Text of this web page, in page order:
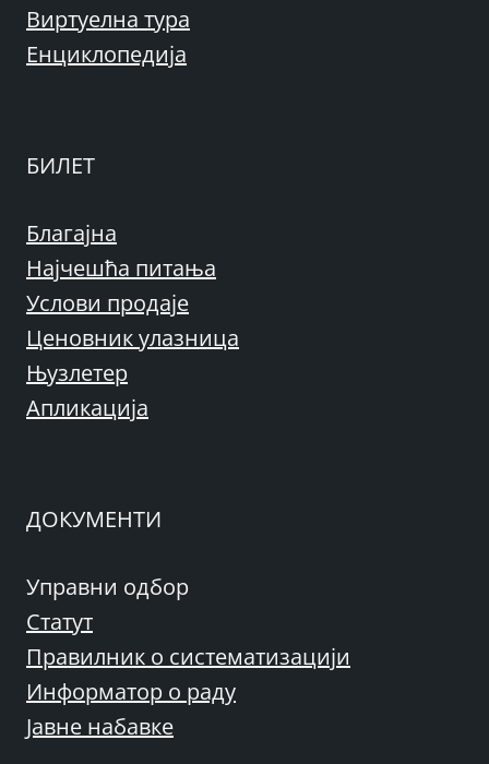
Виртуелна тура
Енциклопедија
БИЛЕТ
Благајна
Најчешћа питања
Услови продаје
Ценовник улазница
Њузлетер
Апликација
ДОКУМЕНТИ
Управни одбор
Статут
Правилник о систематизацији
Информатор о раду
Јавне набавке